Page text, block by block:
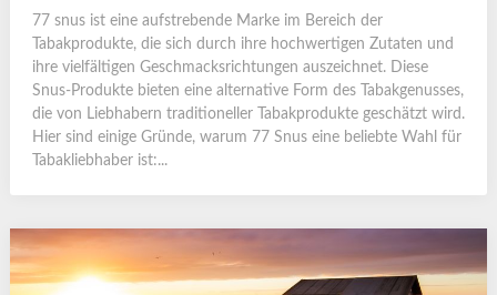
77 snus ist eine aufstrebende Marke im Bereich der
Tabakprodukte, die sich durch ihre hochwertigen Zutaten und
ihre vielfältigen Geschmacksrichtungen auszeichnet. Diese
Snus-Produkte bieten eine alternative Form des Tabakgenusses,
die von Liebhabern traditioneller Tabakprodukte geschätzt wird.
Hier sind einige Gründe, warum 77 Snus eine beliebte Wahl für
Tabakliebhaber ist:...